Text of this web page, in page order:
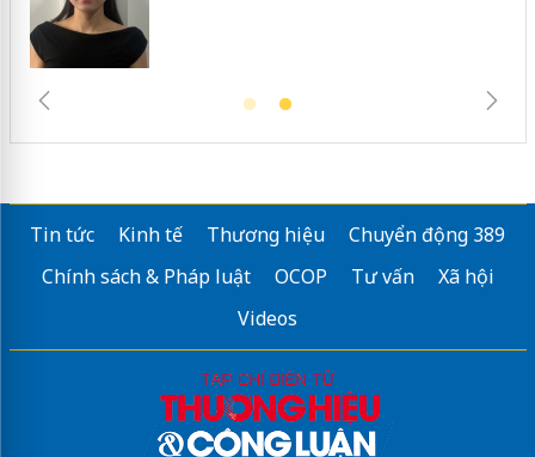
Tin tức Kinh tế Thương hiệu
Chuyển động 389
Chính sách & Pháp luật
OCOP Tư vấn
Xã hội
Videos